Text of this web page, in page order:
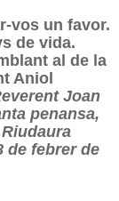
vos un favor.
de vida.
al de la
Aniol
Joan
penansa,
de febrer de